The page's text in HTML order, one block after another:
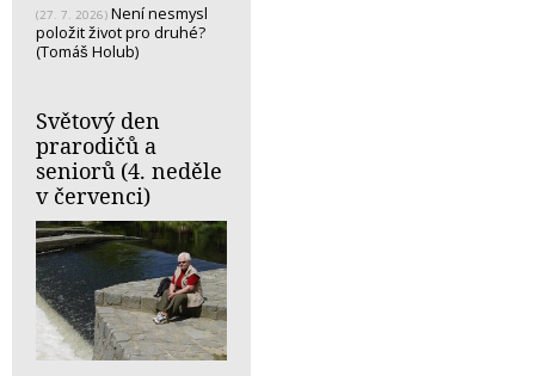
(27. 7. 2026) Není nesmysl
položit život pro druhé?
(Tomáš Holub)
Světový den
prarodičů a
seniorů (4. neděle
v červenci)